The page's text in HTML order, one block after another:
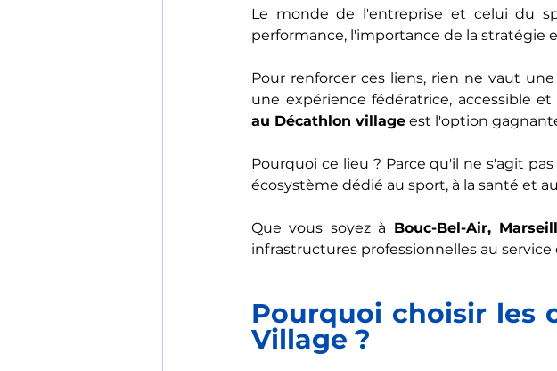
Le monde de l'entreprise et celui du
performance, l'importance de la stratégie
Pour renforcer ces liens, rien ne vaut
une expérience fédératrice, accessible
au Décathlon village est l'option
Pourquoi ce lieu ? Parce qu'il ne s'agit
écosystème dédié au sport, à la santé et
Que vous soyez à Bouc-Bel-Air,
infrastructures professionnelles au
Pourquoi choisir les
Village ?